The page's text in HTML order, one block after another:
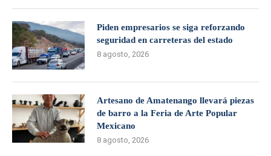
Piden empresarios se siga reforzando
seguridad en carreteras del estado
8 agosto, 2026
Artesano de Amatenango llevará piezas
de barro a la Feria de Arte Popular
Mexicano
8 agosto, 2026